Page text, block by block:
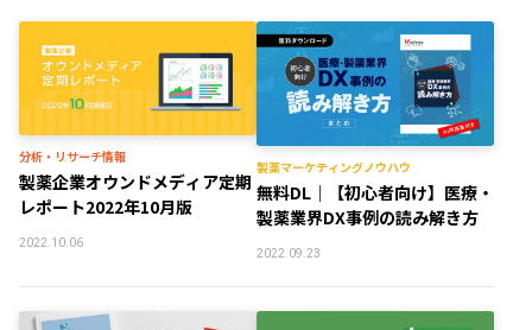
分析・リサーチ情報
製薬企業オウンドメディア定期
レポート2022年10月版
2022.10.06
製薬マーケティングノウハウ
無料DL｜【初心者向け】医療・
製薬業界DX事例の読み解き方
2022.09.23